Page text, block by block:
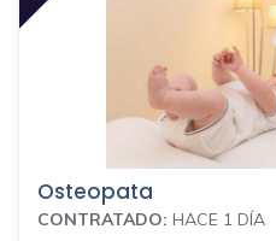
Osteopata
CONTRATADO: HACE 1 DÍA